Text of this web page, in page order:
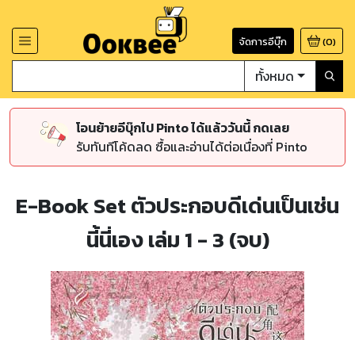
จัดการอีบุ๊ก (0)
ทั้งหมด
โอนย้ายอีบุ๊กไป Pinto ได้แล้ววันนี้ กดเลย
รับทันทีโค้ดลด ซื้อและอ่านได้ต่อเนื่องที่ Pinto
E-Book Set ตัวประกอบดีเด่นเป็นเช่น
นี้นี่เอง เล่ม 1 - 3 (จบ)